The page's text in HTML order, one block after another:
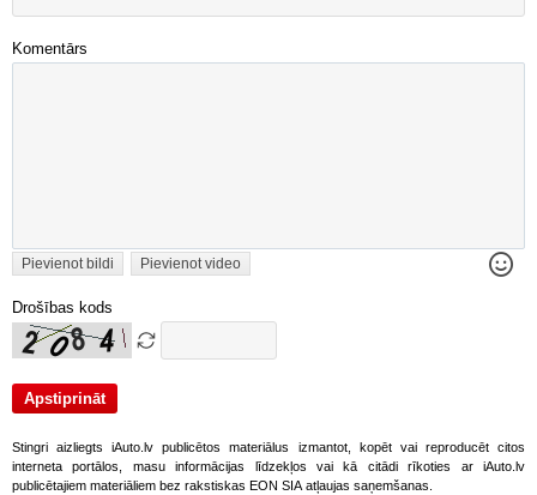
Komentārs
Pievienot bildi Pievienot video
Drošības kods
Stingri aizliegts iAuto.lv publicētos materiālus izmantot, kopēt vai reproducēt citos
interneta portālos, masu informācijas līdzekļos vai kā citādi rīkoties ar iAuto.lv
publicētajiem materiāliem bez rakstiskas EON SIA atļaujas saņemšanas.